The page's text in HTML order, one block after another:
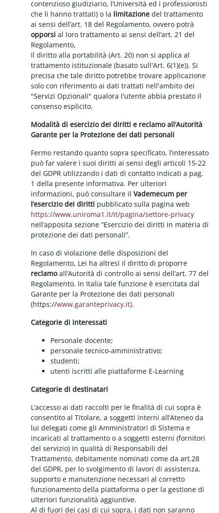
contenzioso giudiziario, l’Università ed i professionisti
che li hanno trattati) o la limitazione del trattamento
ai sensi dell’art. 18 del Regolamento, ovvero potrà
opporsi al loro trattamento ai sensi dell’art. 21 del
Regolamento,
Il diritto alla portabilità (Art. 20) non si applica al
trattamento istituzionale (basato sull'Art. 6(1)(e)). Si
precisa che tale diritto potrebbe trovare applicazione
solo con riferimento ai dati trattati nell'ambito dei
"Servizi Opzionali" qualora l'utente abbia prestato il
consenso esplicito.
Modalità di esercizio dei diritti e reclamo all’Autorità
Garante per la Protezione dei dati personali
Fermo restando quanto sopra specificato, l’interessato
può far valere i suoi diritti ai sensi degli articoli 15-22
del GDPR utilizzando i dati di contatto indicati a pag.
1 della presente informativa. Per ulteriori
informazioni, può consultare ilVademecum per
l’esercizio dei diritti pubblicato sulla pagina web
https://www.uniroma1.it/it/pagina/settore-privacy
nell’apposita sezione “Esercizio dei diritti in materia di
protezione dei dati personali”.
In caso di violazione delle disposizioni del
Regolamento, Lei ha altresì il diritto di proporre
reclamoall’Autorità di controllo ai sensi dell’art. 77 del
Regolamento. In Italia tale funzione è esercitata dal
Garante per la Protezione dei dati personali
(https://www.garanteprivacy.it).
Categorie di interessati
Personale docente;
personale tecnico-amministrativo;
studenti;
utenti iscritti alle piattaforme E-Learning
Categorie di destinatari
L’accesso ai dati raccolti per le finalità di cui sopra è
consentito al Titolare, a soggetti interni all’Ateneo da
lui delegati come gli Amministratori di Sistema e
incaricati al trattamento o a soggetti esterni (fornitori
del servizio) in qualità di Responsabili del
Trattamento, debitamente nominati come da art.28
del GDPR, per lo svolgimento di lavori di assistenza,
supporto e manutenzione necessari al corretto
funzionamento della piattaforma o per la gestione di
ulteriori funzionalità aggiuntive.
Al di fuori dei casi di cui sopra, i dati non saranno